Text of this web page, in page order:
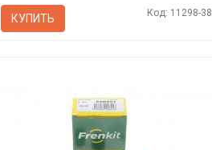
КУПИТЬ Код: 11298-38